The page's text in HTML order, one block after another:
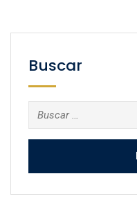
Buscar
Buscar: